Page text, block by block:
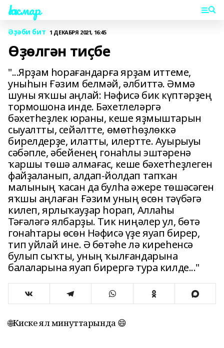
Һаҡмар
Әҙәби бит 1 ДЕКАБРЯ 2021, 16:45
Өҙөлгән тиҫбе
"...Ярҙам һорағандарға ярҙам иттеме,
уныһын Ғәзим белмәй, әлбиттә. Әммә
шуны яҡшы аңлай: Нәфисә бик күптәрҙең
тормошона инде. Бәхетлеләргә
бәхетһеҙлек юраны, кеше яҙмыштарын
сыуалтты, сейәлтте, өмөтһөҙлөккә
бирелдерҙе, илатты, илертте. Ауырыуы
сәбәпле, әбейенең гонаһлы эштәренә
ҡаршы төшә алмағас, кеше бәхетһеҙлеген
файҙаланып, алдап-йолдап тапҡан
малының ҡасан да булһа әжере төшәсәген
яҡшы аңлаған Ғәзим уның өсөн тәүбәгә
килеп, ярлыҡауҙар һорап, Аллаһы
Тәғәләгә ялбарҙы. Тик ниңәлер ул, бөтә
гонаһтары өсөн Нәфисә үҙе яуап бирер,
тип уйлай ине. Ә бөтәһе лә киреһенсә
булып сыҡты, уның ҡылғандарына
балаларына яуап бирергә тура килде..."
🌐Киске ял минуттарында 😄